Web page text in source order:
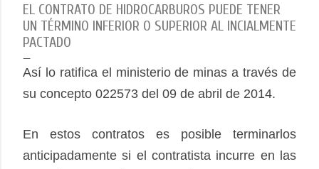
EL CONTRATO DE HIDROCARBUROS PUEDE TENER
UN TÉRMINO INFERIOR O SUPERIOR AL INCIALMENTE
PACTADO
Así lo ratifica el ministerio de minas a través de
su concepto 022573 del 09 de abril de 2014.
En estos contratos es posible terminarlos
anticipadamente si el contratista incurre en las